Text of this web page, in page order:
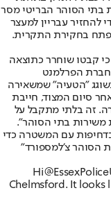
בצהריים". שירות בתי הסוהר הבריטי מסר
עבריין למעצר
בחקירת התקרית.
קבטו שוחרר כתוצאה
הפרלמנט
"הטעיה" שמשאירה
סיום המצוד, חייבת
זה בלתי מתקבל על
משירות בתי הסוהר".
עם המשטרה כדי
הסוהר צ'למספורד"
Hi
Chelmsford. It looks